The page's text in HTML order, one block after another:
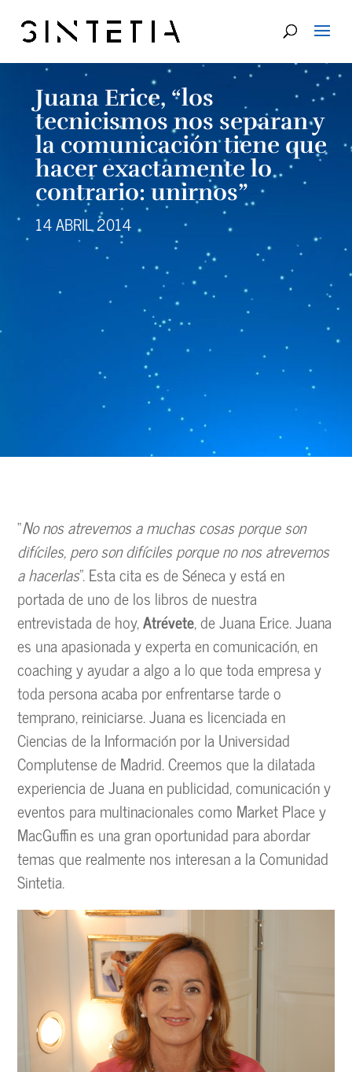
Juana Erice, “los
tecnicismos nos separan y
la comunicación tiene que
hacer exactamente lo
contrario: unirnos”
14 ABRIL 2014
“No nos atrevemos a muchas cosas porque son
difíciles, pero son difíciles porque no nos atrevemos
a hacerlas”. Esta cita es de Séneca y está en
portada de uno de los libros de nuestra
entrevistada de hoy,Atrévete, de Juana Erice. Juana
es una apasionada y experta en comunicación, en
coaching y ayudar a algo a lo que toda empresa y
toda persona acaba por enfrentarse tarde o
temprano, reiniciarse. Juana es licenciada en
Ciencias de la Información por la Universidad
Complutense de Madrid. Creemos que la dilatada
experiencia de Juana en publicidad, comunicación y
eventos para multinacionales como Market Place y
MacGuffin es una gran oportunidad para abordar
temas que realmente nos interesan a la Comunidad
Sintetia.